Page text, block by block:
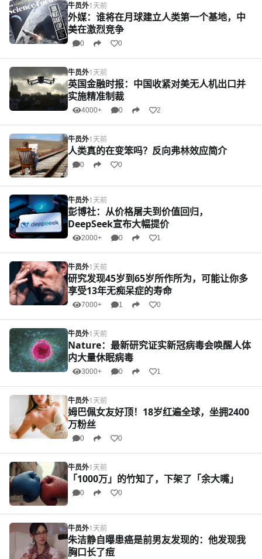
牛员外1天前
外媒：谁将在月球建立人类第一个基地，中
美在激烈竞争
0 0
牛员外1天前
英国金融时报：中国收紧对美无人机出口并
实施精准制裁
4000+ 0 2
牛员外1天前
人类真的在变笨吗？反向弗林效应简介
0 0
牛员外1天前
彭博社：从价格屠夫到价值回归，
DeepSeek宣布大幅提价
2000+ 0 1
牛员外1天前
研究发现45岁到65岁所作所为，可能让你多
享受13年无痴呆症的寿命
7000+ 1 0
牛员外1天前
Nature：最新研究证实新冠病毒会唤醒人体
内大量休眠病毒
3000+ 0 1
牛员外1天前
姆巴佩女友好顶！18岁红遍全球，坐拥2400
万粉丝
0 0
牛员外1天前
「1000万」的竹知了，下架了「余大嘴」
0 0
牛员外1天前
朱洁静自曝患癌是前男友发现的：他发现我
胸口长了痘